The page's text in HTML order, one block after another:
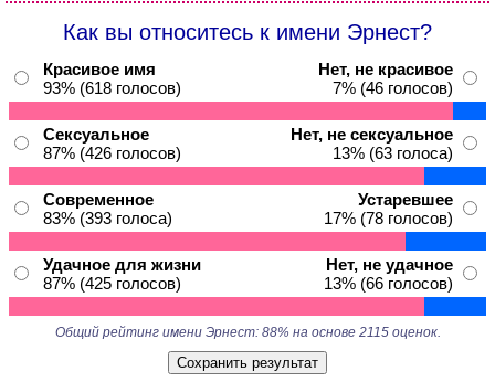
Как вы относитесь к имени Эрнест?
Красивое имя
93% (618 голосов)
Нет, не красивое
7% (46 голосов)
Сексуальное
87% (426 голосов)
Нет, не сексуальное
13% (63 голоса)
Современное
83% (393 голоса)
Устаревшее
17% (78 голосов)
Удачное для жизни
87% (425 голосов)
Нет, не удачное
13% (66 голосов)
Общий рейтинг имени Эрнест: 88% на основе 2115 оценок.